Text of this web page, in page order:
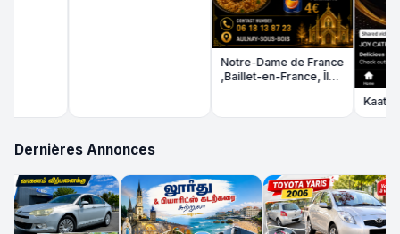
Notre-Dame de France
,Baillet-en-France, Île-
Kaatu
Dernières Annonces